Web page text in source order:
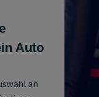
Auto
an